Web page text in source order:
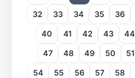
32
33 34 35 36
40
41 42 43 44
47
48 49 50 51
54
55 56 57 58